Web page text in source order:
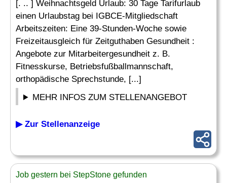
[. .. ] Weihnachtsgeld Urlaub: 30 Tage Tarifurlaub
einen Urlaubstag bei IGBCE-Mitgliedschaft
Arbeitszeiten: Eine 39-Stunden-Woche sowie
Freizeitausgleich für Zeitguthaben Gesundheit :
Angebote zur Mitarbeitergesundheit z. B.
Fitnesskurse, Betriebsfußballmannschaft,
orthopädische Sprechstunde, [...]
MEHR INFOS ZUM STELLENANGEBOT
▶ Zur Stellenanzeige
Job gestern bei StepStone gefunden